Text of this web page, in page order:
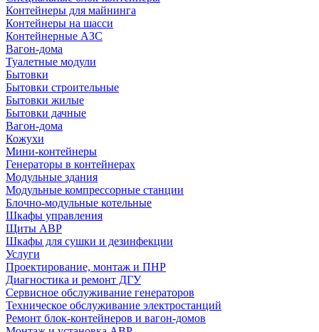
Контейнеры для майнинга
Контейнеры на шасси
Контейнерные АЗС
Вагон-дома
Туалетные модули
Бытовки
Бытовки строительные
Бытовки жилые
Бытовки дачные
Вагон-дома
Кожухи
Мини-контейнеры
Генераторы в контейнерах
Модульные здания
Модульные компрессорные станции
Блочно-модульные котельные
Шкафы управления
Щиты АВР
Шкафы для сушки и дезинфекции
Услуги
Проектирование, монтаж и ПНР
Диагностика и ремонт ДГУ
Сервисное обслуживание генераторов
Техническое обслуживание электростанций
Ремонт блок-контейнеров и вагон-домов